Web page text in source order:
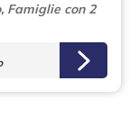
Famiglie con 2